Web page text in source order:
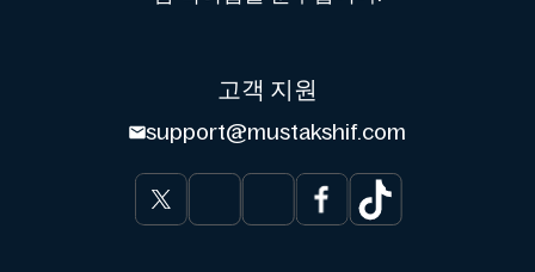
고객 지원
support@mustakshif.com